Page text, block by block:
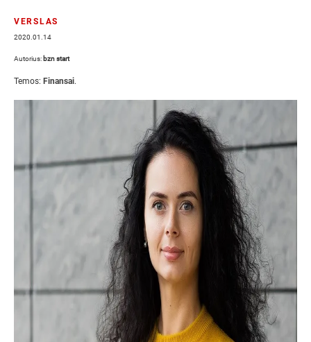
VERSLAS
2020.01.14
Autorius: bzn start
Temos: Finansai.